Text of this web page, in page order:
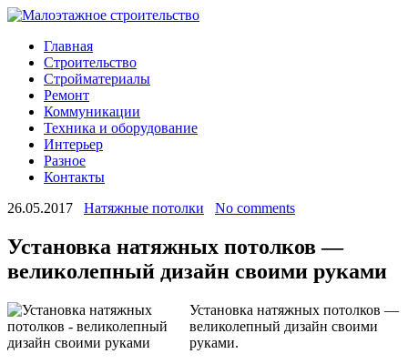
Главная
Строительство
Стройматериалы
Ремонт
Коммуникации
Техника и оборудование
Интерьер
Разное
Контакты
26.05.2017
Натяжные потолки No comments
Установка натяжных потолков —
великолепный дизайн своими руками
Установка натяжных потолков —
великолепный дизайн своими
руками.